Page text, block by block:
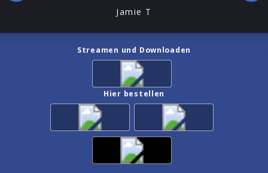
Jamie T
Streamen und Downloaden
Hier bestellen